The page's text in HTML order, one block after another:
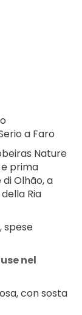
a Faro
Nature
prima
Olhão, a
Ria
spese
nel
con sosta